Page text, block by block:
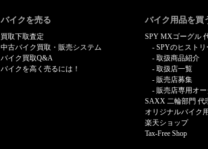
バイクを売る
買取下取査定
中古バイク買取・販売システム
バイク買取Q&A
バイクを高く売るには！
バイク用品を買
SPY MXゴーグル
SPYのヒストリ
取扱商品紹介
取扱店一覧
販売店募集
販売店専用オー
SAXX 二輪部門 代
オリジナルバイク
楽天ショップ
Tax-Free Shop